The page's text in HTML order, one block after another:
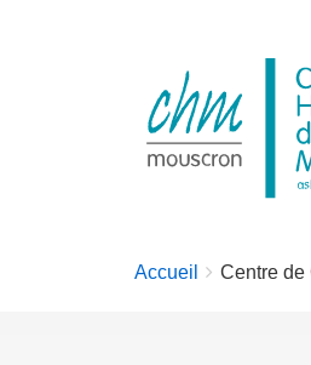
You
Accueil Centre de